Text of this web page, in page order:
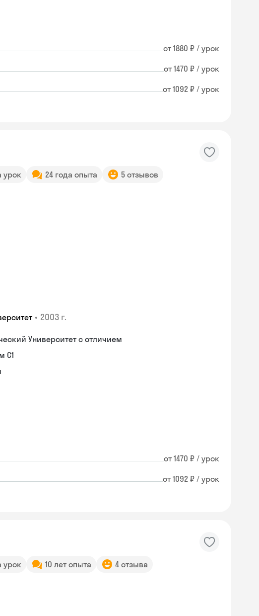
от 1880 ₽ / урок
от 1470 ₽ / урок
от 1092 ₽ / урок
урок 24 года опыта 5 отзывов
• 2003 г.
Университет с отличием
C1
от 1470 ₽ / урок
от 1092 ₽ / урок
урок 10 лет опыта 4 отзыва